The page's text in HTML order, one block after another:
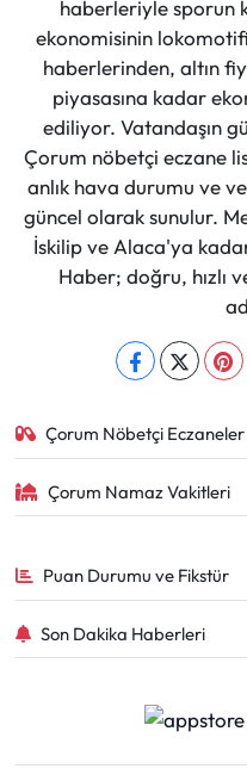
haberleriyle sporun
ekonomisinin
haberlerinden, altın
piyasasına kadar
ediliyor. Vatandaşın
Çorum nöbetçi eczane
anlık hava durumu ve
güncel olarak sunulur.
İskilip ve Alaca'ya
Haber; doğru, hızlı
Çorum Nöbetçi Eczaneler
Çorum Namaz Vakitleri
Puan Durumu ve Fikstür
Son Dakika Haberleri